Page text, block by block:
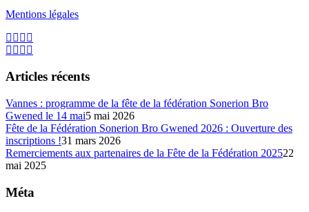
Mentions légales
Articles récents
Vannes : programme de la fête de la fédération Sonerion Bro
Gwened le 14 mai5 mai 2026
Fête de la Fédération Sonerion Bro Gwened 2026 : Ouverture des
inscriptions !31 mars 2026
Remerciements aux partenaires de la Fête de la Fédération 202522
mai 2025
Méta